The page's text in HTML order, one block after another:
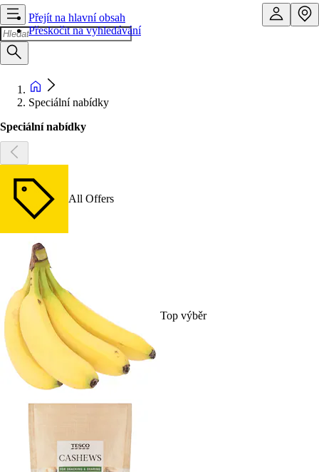
Přejít na hlavní obsah
Přeskočit na vyhledávání
Speciální nabídky
Speciální nabídky
All Offers
Top výběr